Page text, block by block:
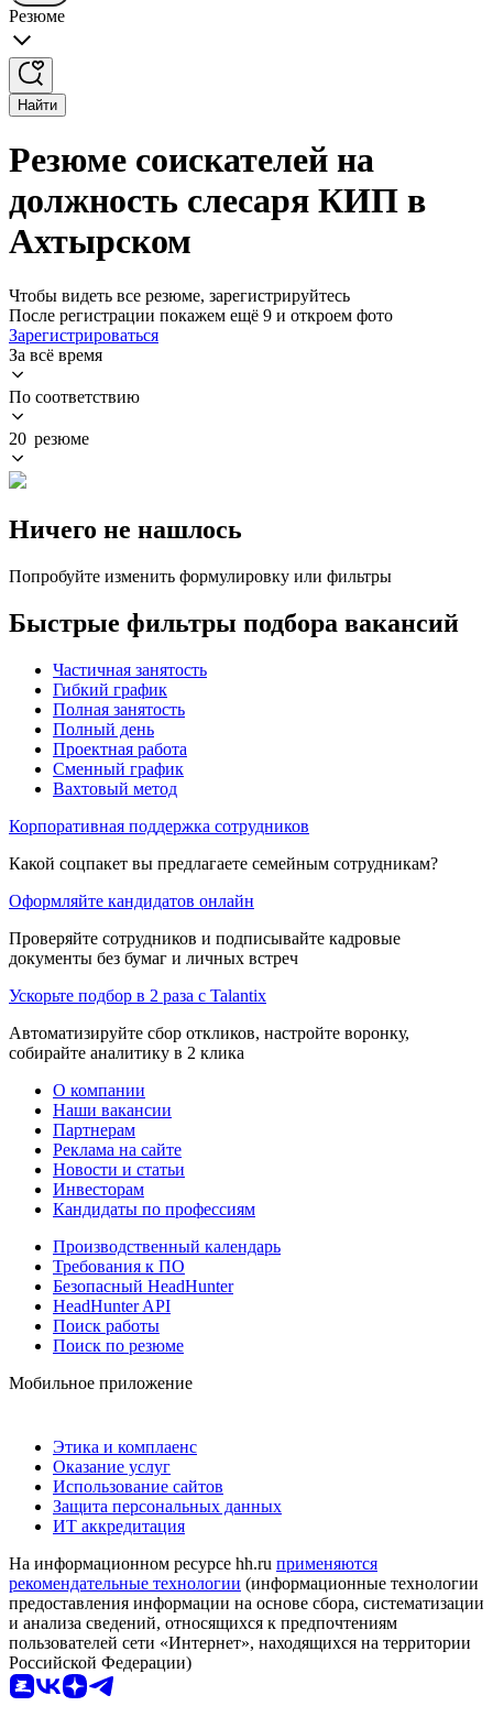
Резюме
Найти
Резюме соискателей на
должность слесаря КИП в
Ахтырском
Чтобы видеть все резюме, зарегистрируйтесь
После регистрации покажем ещё 9 и откроем фото
Зарегистрироваться
За всё время
По соответствию
20 резюме
Ничего не нашлось
Попробуйте изменить формулировку или фильтры
Быстрые фильтры подбора вакансий
Частичная занятость
Гибкий график
Полная занятость
Полный день
Проектная работа
Сменный график
Вахтовый метод
Корпоративная поддержка сотрудников
Какой соцпакет вы предлагаете семейным сотрудникам?
Оформляйте кандидатов онлайн
Проверяйте сотрудников и подписывайте кадровые
документы без бумаг и личных встреч
Ускорьте подбор в 2 раза с Talantix
Автоматизируйте сбор откликов, настройте воронку,
собирайте аналитику в 2 клика
О компании
Наши вакансии
Партнерам
Реклама на сайте
Новости и статьи
Инвесторам
Кандидаты по профессиям
Производственный календарь
Требования к ПО
Безопасный HeadHunter
HeadHunter API
Поиск работы
Поиск по резюме
Мобильное приложение
Этика и комплаенс
Оказание услуг
Использование сайтов
Защита персональных данных
ИТ аккредитация
На информационном ресурсе hh.ru применяются
рекомендательные технологии (информационные технологии
предоставления информации на основе сбора, систематизации
и анализа сведений, относящихся к предпочтениям
пользователей сети «Интернет», находящихся на территории
Российской Федерации)